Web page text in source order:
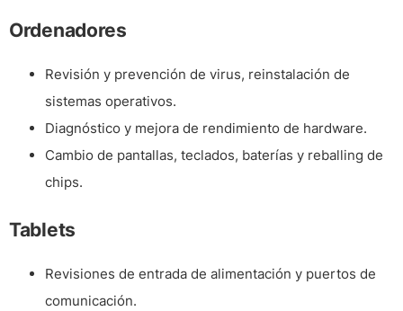
Ordenadores
Revisión y prevención de virus, reinstalación de
sistemas operativos.
Diagnóstico y mejora de rendimiento de hardware.
Cambio de pantallas, teclados, baterías y reballing de
chips.
Tablets
Revisiones de entrada de alimentación y puertos de
comunicación.